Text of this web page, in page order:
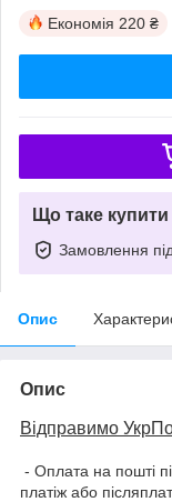
Економія 220 ₴
Що таке
Замовлення
Опис
Опис
Відправимо
- Оплата на пошті
платіж або